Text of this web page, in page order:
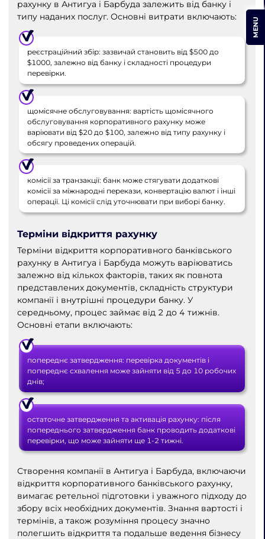
рахунку в Антигуа і Барбуда залежить від банку і
типу наданих послуг. Основні витрати включають:
реєстраційний збір: зазвичай становить від $500 до
$1000, залежно від банку і складності процедури
перевірки.
щомісячне обслуговування: вартість щомісячного
обслуговування корпоративного рахунку може
варіювати від $20 до $100, залежно від типу рахунку і
обсягу проведених операцій.
комісії за транзакції: банк може стягувати додаткові
комісії за міжнародні перекази, конвертацію валют і інші
операції. Ці комісії слід уточнювати при виборі банку.
Терміни відкриття рахунку
Терміни відкриття корпоративного банківського
рахунку в Антигуа і Барбуда можуть варіюватись
залежно від кількох факторів, таких як повнота
представлених документів, складність структури
компанії і внутрішні процедури банку. У
середньому, процес займає від 2 до 4 тижнів.
Основні етапи включають:
попереднє затвердження: перевірка документів і
попереднє схвалення може зайняти від 5 до 10 робочих
днів;
остаточне затвердження та активація рахунку: після
попереднього затвердження банк проводить додаткові
перевірки, що може зайняти ще 1-2 тижні.
Створення компанії в Антигуа і Барбуда, включаючи
відкриття корпоративного банківського рахунку,
вимагає ретельної підготовки і уважного підходу до
збору всіх необхідних документів. Знання вартості і
термінів, а також розуміння процесу значно
полегшить відкриття та подальше ведення бізнесу
MENU